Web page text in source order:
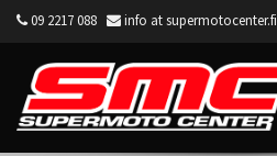
09 2217 088 info at supermotocenter.fi